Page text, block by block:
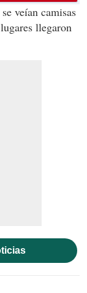
se veían camisas
llegaron